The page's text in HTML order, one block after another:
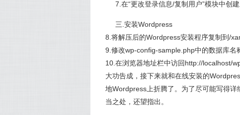
7.在“更改登录信息/复制用户”模块中创
三.安装Wordpress
8.将解压后的Wordpress安装程序复制到/
9.修改wp-config-sample.php中的数据库名
10.在浏览器地址栏中访回http://localhost/
大功告成，接下来就和在线安装的
地Wordpress上折腾了。为了尽可能写得
当之处，还望指出。